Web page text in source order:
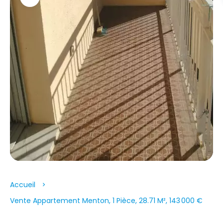
Accueil
Vente Appartement Menton, 1 Pièce, 28.71 M², 143 000 €